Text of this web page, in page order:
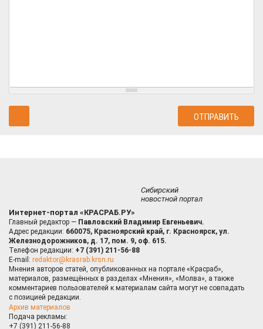
Сибирский
новостной портал
Интернет-портал «КРАСРАБ.РУ»
Главный редактор — Павловский Владимир Евгеньевич.
Адрес редакции: 660075, Красноярский край, г. Красноярск, ул.
Железнодорожников, д. 17, пом. 9, оф. 615.
Телефон редакции: +7 (391) 211-56-88
E-mail: redaktor@krasrab.krsn.ru
Мнения авторов статей, опубликованных на портале «Красраб»,
материалов, размещённых в разделах «Мнения», «Молва», а также
комментариев пользователей к материалам сайта могут не совпадать
с позицией редакции.
Архив материалов
Подача рекламы:
+7 (391) 211-56-88